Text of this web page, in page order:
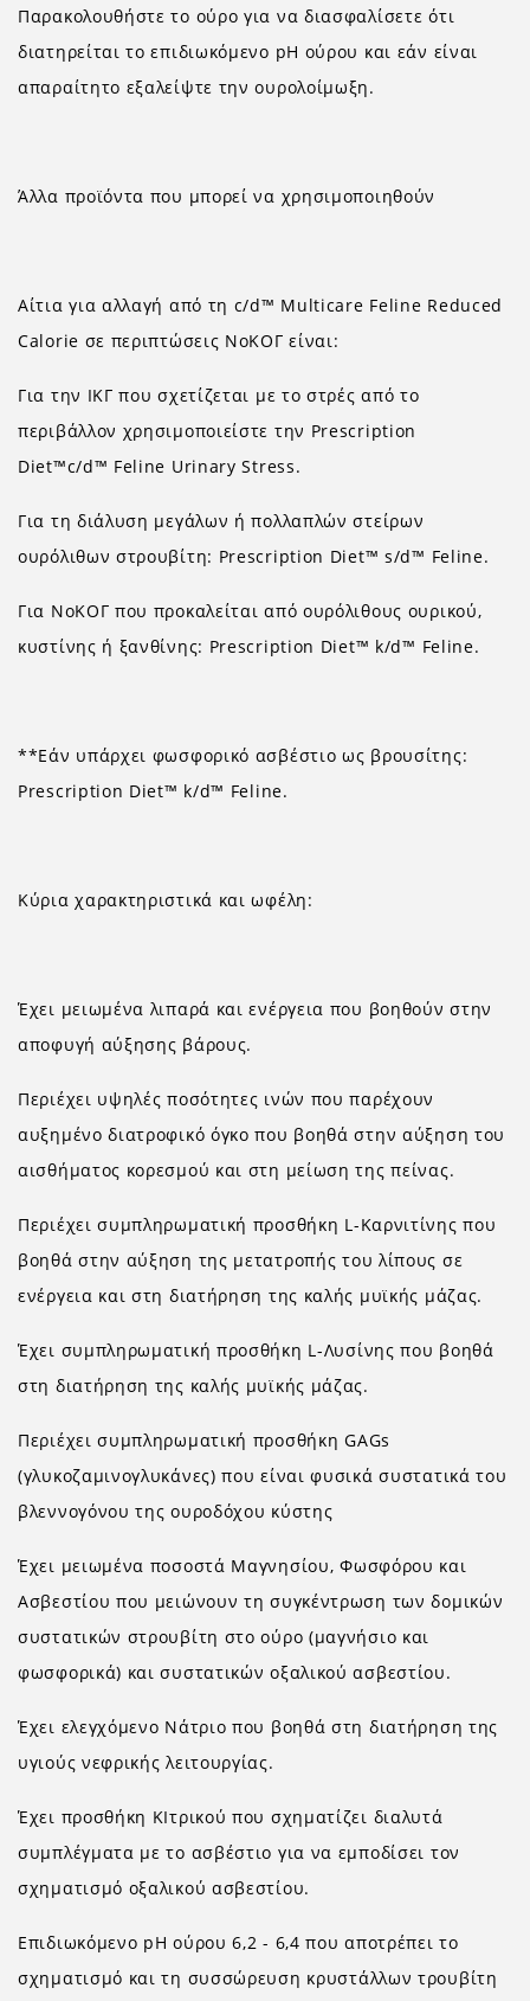
Παρακολουθήστε το ούρο για να διασφαλίσετε ότι
διατηρείται το επιδιωκόμενο pH ούρου και εάν είναι
απαραίτητο εξαλείψτε την ουρολοίμωξη.
Άλλα προϊόντα που μπορεί να χρησιμοποιηθούν
Αίτια για αλλαγή από τη c/d™ Multicare Feline Reduced
Calorie σε περιπτώσεις ΝοΚΟΓ είναι:
Για την ΙΚΓ που σχετίζεται με το στρές από το
περιβάλλον χρησιμοποιείστε την Prescription
Diet™c/d™ Feline Urinary Stress.
Για τη διάλυση μεγάλων ή πολλαπλών στείρων
ουρόλιθων στρουβίτη: Prescription Diet™ s/d™ Feline.
Για ΝοΚΟΓ που προκαλείται από ουρόλιθους ουρικού,
κυστίνης ή ξανθίνης: Prescription Diet™ k/d™ Feline.
**Εάν υπάρχει φωσφορικό ασβέστιο ως βρουσίτης:
Prescription Diet™ k/d™ Feline.
Κύρια χαρακτηριστικά και ωφέλη:
Έχει μειωμένα λιπαρά και ενέργεια που βοηθούν στην
αποφυγή αύξησης βάρους.
Περιέχει υψηλές ποσότητες ινών που παρέχουν
αυξημένο διατροφικό όγκο που βοηθά στην αύξηση του
αισθήματος κορεσμού και στη μείωση της πείνας.
Περιέχει συμπληρωματική προσθήκη L-Καρνιτίνης που
βοηθά στην αύξηση της μετατροπής του λίπους σε
ενέργεια και στη διατήρηση της καλής μυϊκής μάζας.
Έχει συμπληρωματική προσθήκη L-Λυσίνης που βοηθά
στη διατήρηση της καλής μυϊκής μάζας.
Περιέχει συμπληρωματική προσθήκη GAGs
(γλυκοζαμινογλυκάνες) που είναι φυσικά συστατικά του
βλεννογόνου της ουροδόχου κύστης
Έχει μειωμένα ποσοστά Μαγνησίου, Φωσφόρου και
Ασβεστίου που μειώνουν τη συγκέντρωση των δομικών
συστατικών στρουβίτη στο ούρο (μαγνήσιο και
φωσφορικά) και συστατικών οξαλικού ασβεστίου.
Έχει ελεγχόμενο Νάτριο που βοηθά στη διατήρηση της
υγιούς νεφρικής λειτουργίας.
Έχει προσθήκη ΚΙτρικού που σχηματίζει διαλυτά
συμπλέγματα με το ασβέστιο για να εμποδίσει τον
σχηματισμό οξαλικού ασβεστίου.
Επιδιωκόμενο pH ούρου 6,2 - 6,4 που αποτρέπει το
σχηματισμό και τη συσσώρευση κρυστάλλων τρουβίτη